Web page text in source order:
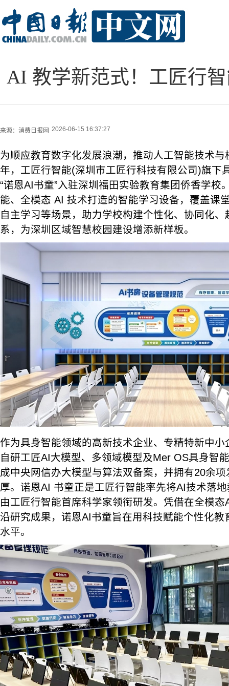
AI 教学新范式！工匠行
来源： 消费日报网 2026-06-15 16:37:27
为顺应教育数字化发展浪潮，推动人工智能技术
年，工匠行智能(深圳市工匠行科技有限公司)旗
“诺恩AI书童”入驻深圳福田实验教育集团侨香学校
能、全模态 AI 技术打造的智能学习设备，覆盖课
自主学习等场景，助力学校构建个性化、协同化
系，为深圳区域智慧校园建设增添新样板。
作为具身智能领域的高新技术企业、专精特新中
自研工匠AI大模型、多领域模型及Mer OS具身智
成中央网信办大模型与算法双备案，并拥有20余
厚。诺恩AI 书童正是工匠行智能率先将AI技术落
由工匠行智能首席科学家领衔研发。凭借在全模
沿研究成果，诺恩AI书童旨在用科技赋能个性化教
水平。